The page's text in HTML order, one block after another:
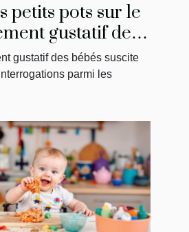
petits pots sur le
gustatif des
gustatif des bébés suscite
parmi les